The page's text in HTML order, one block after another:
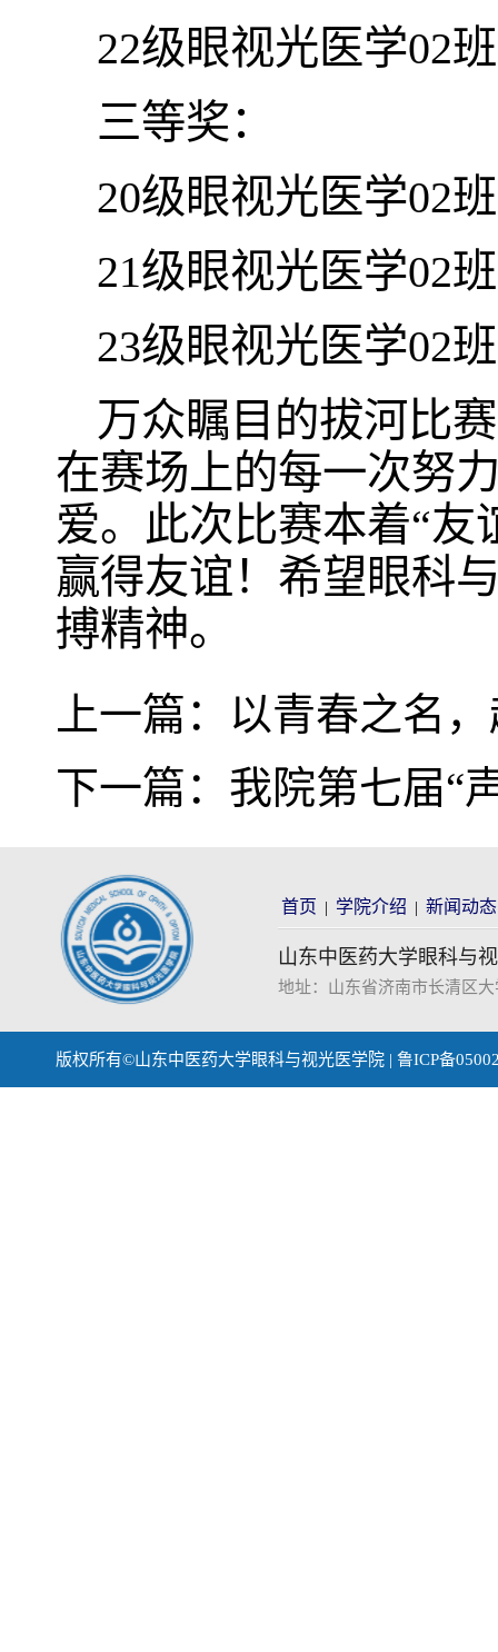
22级眼视光医学02班
三等奖：
20级眼视光医学02班
21级眼视光医学02班
23级眼视光医学02班
万众瞩目的拔河比
在赛场上的每一次努
爱。此次比赛本着“
赢得友谊！希望眼科
搏精神。
上一篇： 以青春之名
下一篇： 我院第七届“
首页 | 学院介绍 | 新闻动态
山东中医药大学眼科与
地址：山东省济南市长清区
版权所有©山东中医药大学眼科与视光医学院 | 鲁ICP备